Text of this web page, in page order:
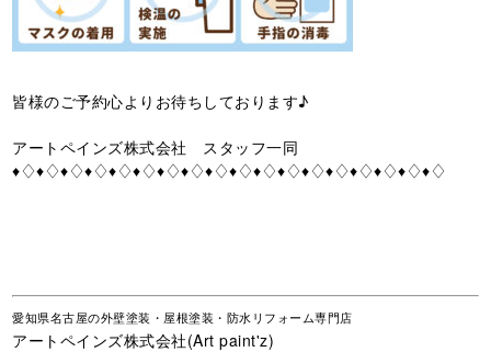
皆様のご予約心よりお待ちしております♪
アートペインズ株式会社 スタッフ一同
♦♢♦♢♦♢♦♢♦♢♦♢♦♢♦♢♦♢♦♢♦♢♦♢♦♢♦♢♦♢♦♢♦♢♦♢
愛知県名古屋の外壁塗装・屋根塗装・防水リフォーム専門店
アートペインズ株式会社(Art paint'z)